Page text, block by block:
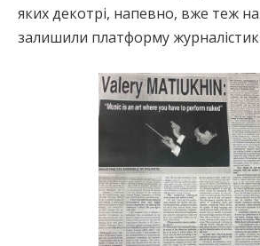
яких декотрі, напевно, вже теж
залишили платформу